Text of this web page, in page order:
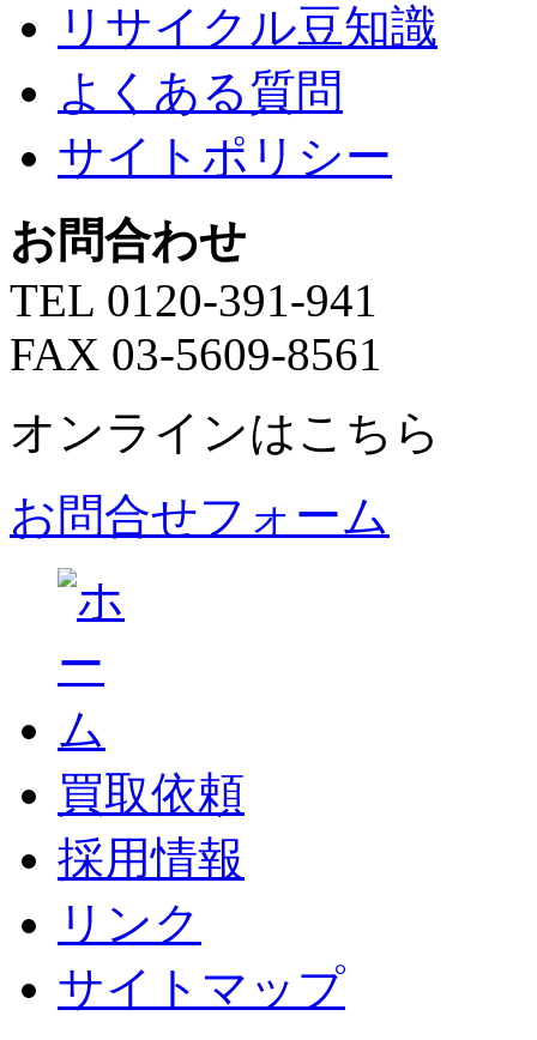
リサイクル豆知識
よくある質問
サイトポリシー
お問合わせ
TEL 0120-391-941
FAX 03-5609-8561
オンラインはこちら
お問合せフォーム
買取依頼
採用情報
リンク
サイトマップ